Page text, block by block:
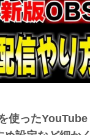
使ったYouTube